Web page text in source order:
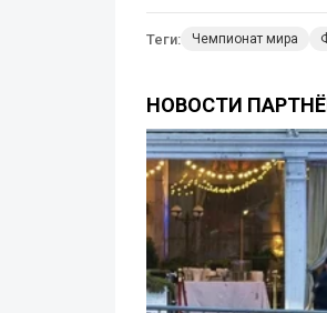
Теги: Чемпионат мира